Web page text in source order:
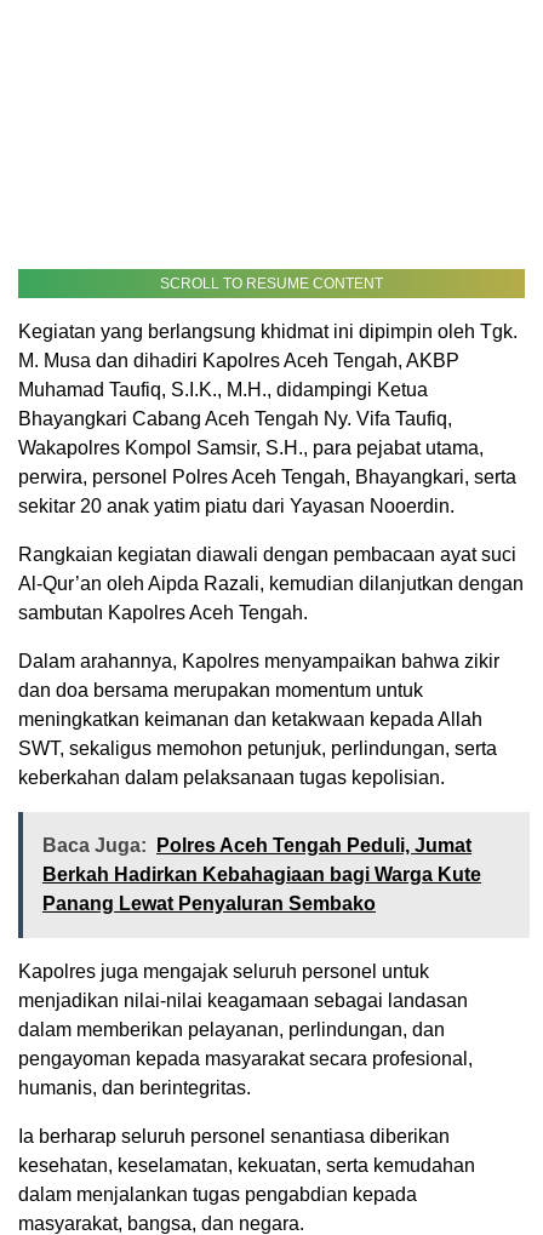
SCROLL TO RESUME CONTENT
Kegiatan yang berlangsung khidmat ini dipimpin oleh Tgk.
M. Musa dan dihadiri Kapolres Aceh Tengah, AKBP
Muhamad Taufiq, S.I.K., M.H., didampingi Ketua
Bhayangkari Cabang Aceh Tengah Ny. Vifa Taufiq,
Wakapolres Kompol Samsir, S.H., para pejabat utama,
perwira, personel Polres Aceh Tengah, Bhayangkari, serta
sekitar 20 anak yatim piatu dari Yayasan Nooerdin.
Rangkaian kegiatan diawali dengan pembacaan ayat suci
Al-Qur’an oleh Aipda Razali, kemudian dilanjutkan dengan
sambutan Kapolres Aceh Tengah.
Dalam arahannya, Kapolres menyampaikan bahwa zikir
dan doa bersama merupakan momentum untuk
meningkatkan keimanan dan ketakwaan kepada Allah
SWT, sekaligus memohon petunjuk, perlindungan, serta
keberkahan dalam pelaksanaan tugas kepolisian.
Baca Juga:
Polres Aceh Tengah Peduli, Jumat
Berkah Hadirkan Kebahagiaan bagi Warga Kute
Panang Lewat Penyaluran Sembako
Kapolres juga mengajak seluruh personel untuk
menjadikan nilai-nilai keagamaan sebagai landasan
dalam memberikan pelayanan, perlindungan, dan
pengayoman kepada masyarakat secara profesional,
humanis, dan berintegritas.
Ia berharap seluruh personel senantiasa diberikan
kesehatan, keselamatan, kekuatan, serta kemudahan
dalam menjalankan tugas pengabdian kepada
masyarakat, bangsa, dan negara.